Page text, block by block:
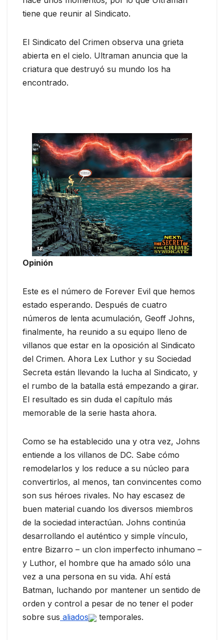
tiene que reunir al Sindicato.
El Sindicato del Crimen observa una grieta
abierta en el cielo. Ultraman anuncia que la
criatura que destruyó su mundo los ha
encontrado.
Opinión
Este es el número de Forever Evil que hemos
estado esperando. Después de cuatro
números de lenta acumulación, Geoff Johns,
finalmente, ha reunido a su equipo lleno de
villanos que estar en la oposición al Sindicato
del Crimen. Ahora Lex Luthor y su Sociedad
Secreta están llevando la lucha al Sindicato, y
el rumbo de la batalla está empezando a girar.
El resultado es sin duda el capítulo más
memorable de la serie hasta ahora.
Como se ha establecido una y otra vez, Johns
entiende a los villanos de DC. Sabe cómo
remodelarlos y los reduce a su núcleo para
convertirlos, al menos, tan convincentes como
son sus héroes rivales. No hay escasez de
buen material cuando los diversos miembros
de la sociedad interactúan. Johns continúa
desarrollando el auténtico y simple vínculo,
entre Bizarro – un clon imperfecto inhumano –
y Luthor, el hombre que ha amado sólo una
vez a una persona en su vida. Ahí está
Batman, luchando por mantener un sentido de
orden y control a pesar de no tener el poder
sobre sus aliados temporales.